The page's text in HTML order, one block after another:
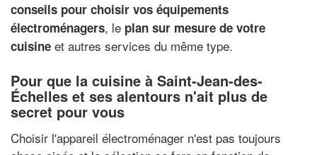
conseils pour choisir vos équipements
électroménagers, le plan sur mesure de votre
cuisine et autres services du même type.
Pour que la cuisine à Saint-Jean-des-
Échelles et ses alentours n'ait plus de
secret pour vous
Choisir l'appareil électroménager n'est pas toujours